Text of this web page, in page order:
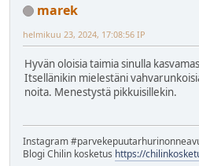
marek
helmikuu 23, 2024, 17:08:56 IP
Hyvän oloisia taimia sinulla
Itsellänikin mielestäni
noita. Menestystä pikkuisillekin.
Instagram
Blogi Chilin kosketus https://